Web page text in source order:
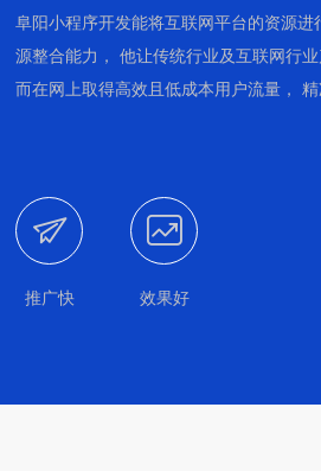
阜阳小程序开发能将互联网平台的资源
源整合能力， 他让传统行业及互联网行
而在网上取得高效且低成本用户流量，

推广快

效果好